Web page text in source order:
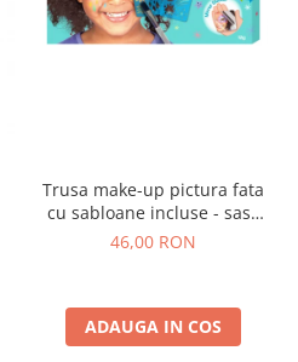
Trusa make-up pictura fata
cu sabloane incluse - sase
culori non-alergice -
46,00 RON
ADAUGA IN COS